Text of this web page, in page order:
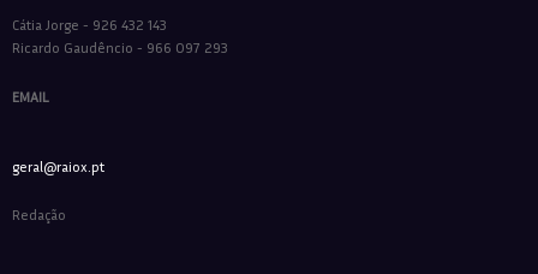
Cátia Jorge - 926 432 143
Ricardo Gaudêncio - 966 097 293
EMAIL
geral@raiox.pt
Redação